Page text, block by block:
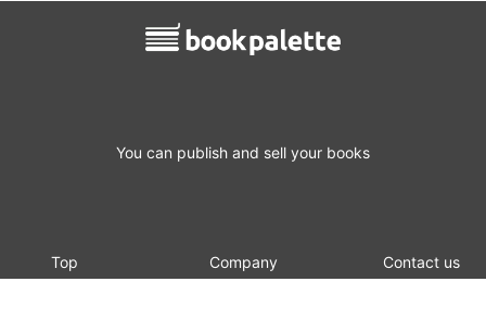
You can publish and sell your books
Top
Company
Contact us